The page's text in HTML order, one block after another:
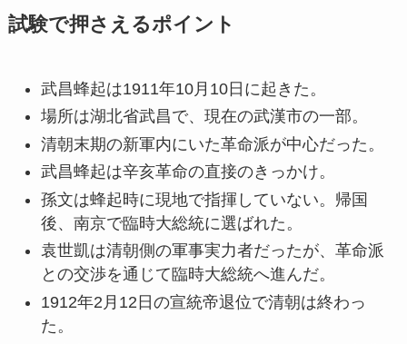
試験で押さえるポイント
武昌蜂起は1911年10月10日に起きた。
場所は湖北省武昌で、現在の武漢市の一部。
清朝末期の新軍内にいた革命派が中心だった。
武昌蜂起は辛亥革命の直接のきっかけ。
孫文は蜂起時に現地で指揮していない。帰国
後、南京で臨時大総統に選ばれた。
袁世凱は清朝側の軍事実力者だったが、革命派
との交渉を通じて臨時大総統へ進んだ。
1912年2月12日の宣統帝退位で清朝は終わっ
た。